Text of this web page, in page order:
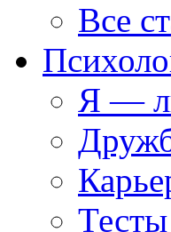
Все
Я —
Тесты